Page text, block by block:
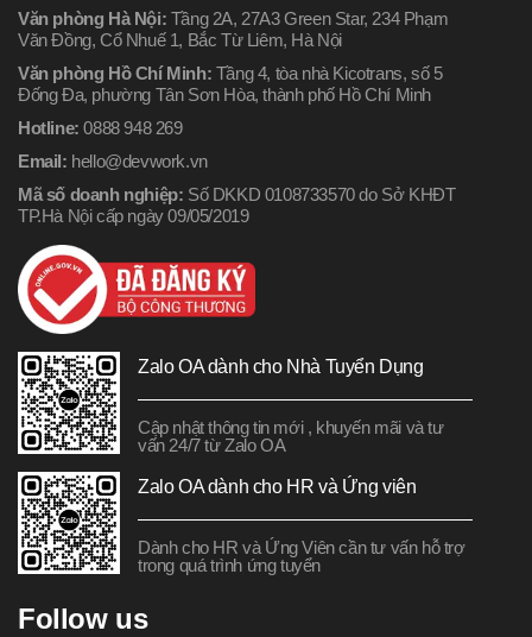
Văn phòng Hà Nội: Tầng 2A, 27A3 Green Star, 234 Phạm
Văn Đồng, Cổ Nhuế 1, Bắc Từ Liêm, Hà Nội
Văn phòng Hồ Chí Minh: Tầng 4, tòa nhà Kicotrans, số 5
Đống Đa, phường Tân Sơn Hòa, thành phố Hồ Chí Minh
Hotline: 0888 948 269
Email: hello@devwork.vn
Mã số doanh nghiệp: Số DKKD 0108733570 do Sở KHĐT
TP.Hà Nội cấp ngày 09/05/2019
Zalo OA dành cho Nhà Tuyển Dụng
Cập nhật thông tin mới , khuyến mãi và tư
vấn 24/7 từ Zalo OA
Zalo OA dành cho HR và Ứng viên
Dành cho HR và Ứng Viên cần tư vấn hỗ trợ
trong quá trình ứng tuyển
Follow us